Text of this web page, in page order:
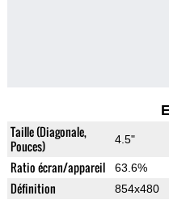
Taille (Diagonale,
Pouces)
4.5"
Ratio écran/appareil 63.6%
Définition 854x480